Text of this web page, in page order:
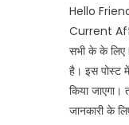
Hello
Current
सभी के के
है। इस
किया
जानकारी के